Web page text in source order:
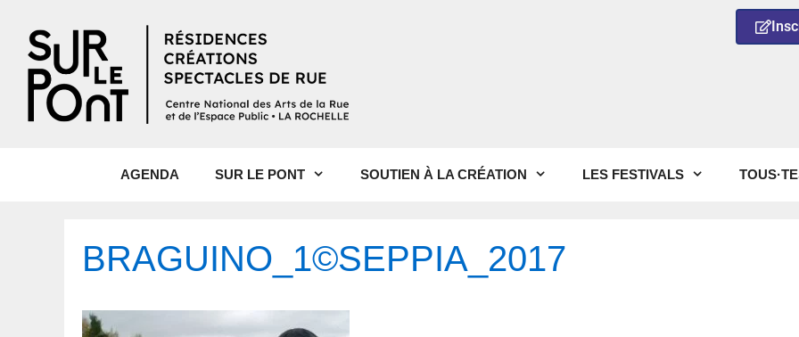
AGENDA SUR LE PONT SOUTIEN À LA CRÉATION LES FESTIVALS
BRAGUINO_1©SEPPIA_2017